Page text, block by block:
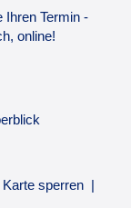
Ihren Termin -
online!
Karte sperren